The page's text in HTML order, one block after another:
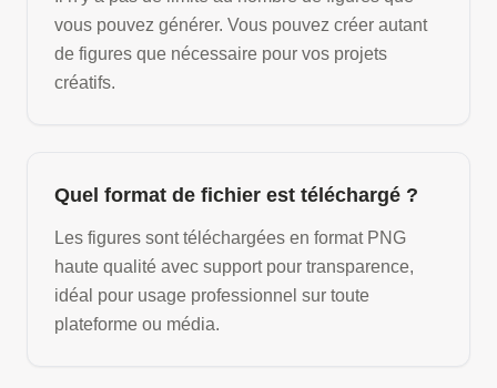
vous pouvez générer. Vous pouvez créer autant
de figures que nécessaire pour vos projets
créatifs.
Quel format de fichier est téléchargé ?
Les figures sont téléchargées en format PNG
haute qualité avec support pour transparence,
idéal pour usage professionnel sur toute
plateforme ou média.